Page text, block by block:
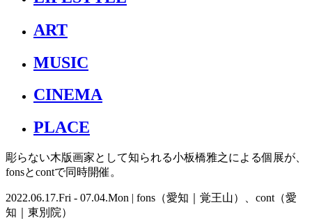
ART
MUSIC
CINEMA
PLACE
彫らない木版画家として知られる小板橋雅之による個展が、
fonsとcontで同時開催。
2022.06.17.Fri - 07.04.Mon | fons（愛知｜覚王山）、cont（愛
知｜東別院）